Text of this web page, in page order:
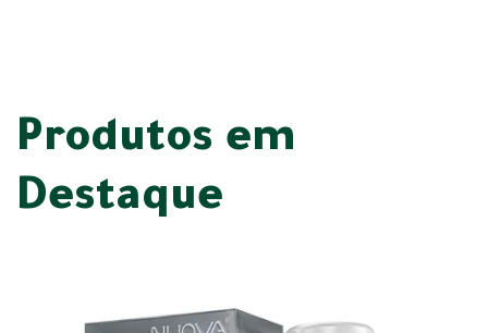
Produtos em
Destaque